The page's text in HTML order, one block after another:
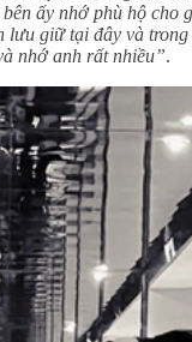
ấy nhớ phù hộ cho
giữ tại đây và
nhớ anh rất nhiều”.